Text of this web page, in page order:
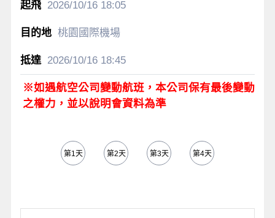
2026/10/1618:05
桃園國際機場
2026/10/1618:45
※如遇航空公司變動航班，本公司保有最後變動
之權力，並以說明會資料為準
第1天 第2天 第3天 第4天